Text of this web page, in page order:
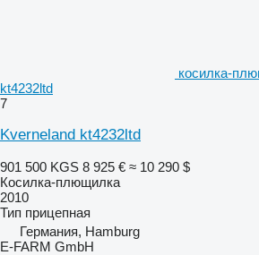
косилка-
kt4232ltd
7
Kverneland kt4232ltd
901 500 KGS 8 925 € ≈ 10 290 $
Косилка-плющилка
2010
Тип прицепная
Германия, Hamburg
E-FARM GmbH